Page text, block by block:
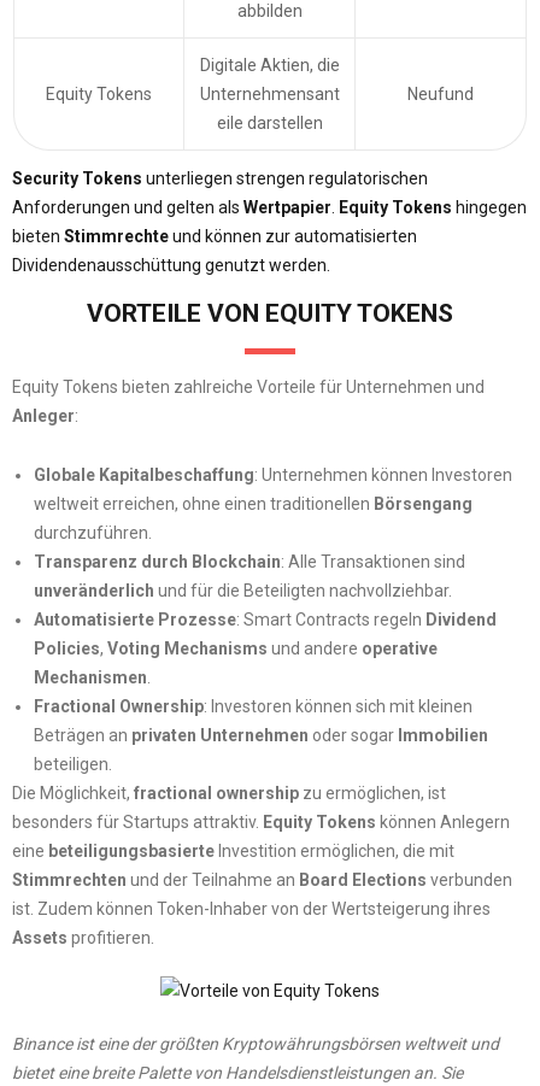
abbilden
Equity Tokens
Digitale Aktien, die
Unternehmensant
eile darstellen
Neufund
Security Tokens unterliegen strengen regulatorischen
Anforderungen und gelten als Wertpapier Equity Tokens hingegen
bieten Stimmrechteund können zur automatisierten
Dividendenausschüttung genutzt werden.
VORTEILE VON EQUITY TOKENS
Equity Tokens bieten zahlreiche Vorteile für Unternehmen und
Anleger:
Globale Kapitalbeschaffung: Unternehmen können Investoren
weltweit erreichen, ohne einen traditionellen Börsengang
durchzuführen.
Transparenz durch Blockchain: Alle Transaktionen sind
unveränderlich und für die Beteiligten nachvollziehbar.
Automatisierte Prozesse: Smart Contracts regeln Dividend
Policies, Voting Mechanisms und andere operative
Mechanismen
Fractional Ownership: Investoren können sich mit kleinen
Beträgen an privaten Unternehmen oder sogar Immobilien
beteiligen.
Die Möglichkeit, fractional ownership zu ermöglichen, ist
besonders für Startups attraktiv. Equity Tokens können Anlegern
eine beteiligungsbasierteInvestition ermöglichen, die mit
Stimmrechten und der Teilnahme an Board Elections verbunden
ist. Zudem können Token-Inhaber von der Wertsteigerung ihres
Assets profitieren.
Binance ist eine der größten Kryptowährungsbörsen weltweit und
bietet eine breite Palette von Handelsdienstleistungen an. Sie